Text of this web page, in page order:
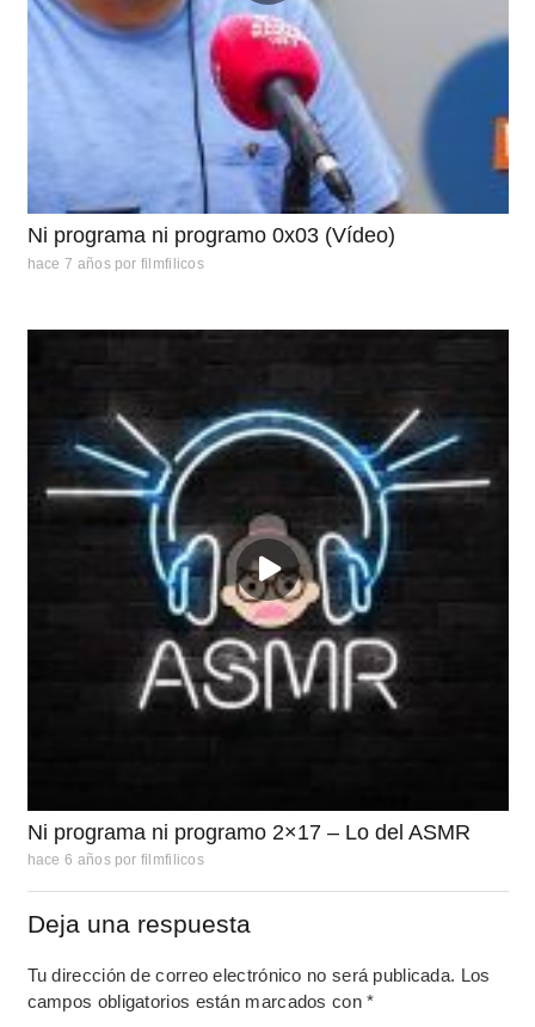
Ni programa ni programo 0x03 (Vídeo)
hace 7 años por filmfilicos
Ni programa ni programo 2×17 – Lo del ASMR
hace 6 años por filmfilicos
Deja una respuesta
Tu dirección de correo electrónico no será publicada. Los
campos obligatorios están marcados con*